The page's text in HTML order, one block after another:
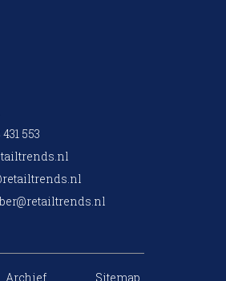
553
Archief Sitemap